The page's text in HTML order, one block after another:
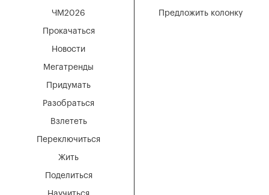
Мегатренды
Придумать
Разобраться
Взлететь
Новости
Переключиться
Жить
Поделиться
ЧМ2026
Прокачаться
Предложить колонку